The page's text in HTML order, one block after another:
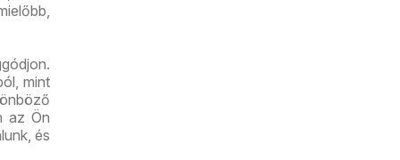
mint
az Ön
és